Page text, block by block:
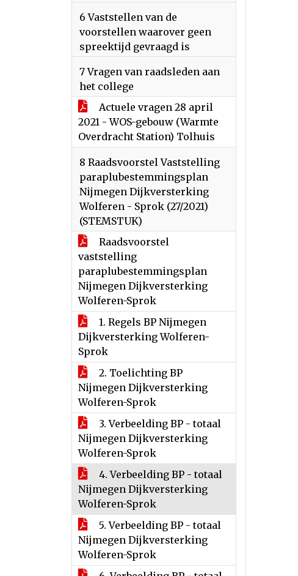
6 Vaststellen van de
voorstellen waarover geen
spreektijd gevraagd is
7 Vragen van raadsleden aan
het college
Actuele vragen 28 april
2021 - WOS-gebouw (Warmte
Overdracht Station) Tolhuis
8 Raadsvoorstel Vaststelling
paraplubestemmingsplan
Nijmegen Dijkversterking
Wolferen - Sprok (27/2021)
(STEMSTUK)
Raadsvoorstel
vaststelling
paraplubestemmingsplan
Nijmegen Dijkversterking
Wolferen-Sprok
1. Regels BP Nijmegen
Dijkversterking Wolferen-
Sprok
2. Toelichting BP
Nijmegen Dijkversterking
Wolferen-Sprok
3. Verbeelding BP - totaal
Nijmegen Dijkversterking
Wolferen-Sprok
4. Verbeelding BP - totaal
Nijmegen Dijkversterking
Wolferen-Sprok
5. Verbeelding BP - totaal
Nijmegen Dijkversterking
Wolferen-Sprok